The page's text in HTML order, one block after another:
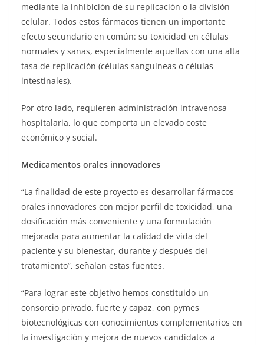
mediante la inhibición de su replicación o la división
celular. Todos estos fármacos tienen un importante
efecto secundario en común: su toxicidad en células
normales y sanas, especialmente aquellas con una alta
tasa de replicación (células sanguíneas o células
intestinales).
Por otro lado, requieren administración intravenosa
hospitalaria, lo que comporta un elevado coste
económico y social.
Medicamentos orales innovadores
“La finalidad de este proyecto es desarrollar fármacos
orales innovadores con mejor perfil de toxicidad, una
dosificación más conveniente y una formulación
mejorada para aumentar la calidad de vida del
paciente y su bienestar, durante y después del
tratamiento”, señalan estas fuentes.
“Para lograr este objetivo hemos constituido un
consorcio privado, fuerte y capaz, con pymes
biotecnológicas con conocimientos complementarios en
la investigación y mejora de nuevos candidatos a